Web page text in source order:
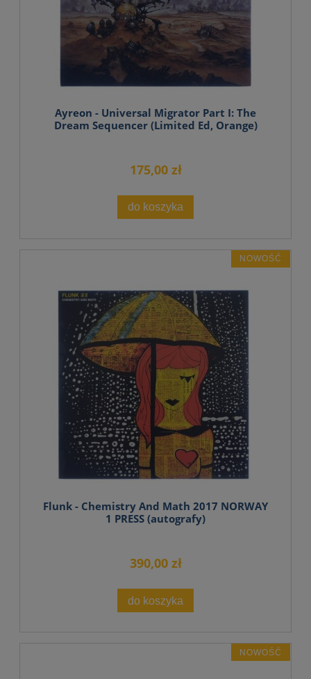
Ayreon - Universal Migrator Part I: The
Dream Sequencer (Limited Ed, Orange)
175,00 zł
do koszyka
Flunk - Chemistry And Math 2017 NORWAY
1 PRESS (autografy)
390,00 zł
do koszyka
NOWOŚĆ
NOWOŚĆ